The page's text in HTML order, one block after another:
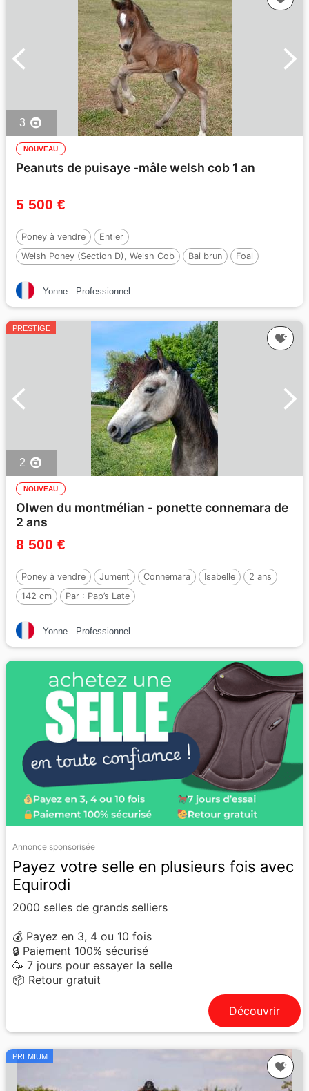
3
NOUVEAU
Peanuts de puisaye -mâle welsh cob 1 an
5 500 €
Poney à vendre
Entier
Welsh Poney (Section D), Welsh Cob
Bai brun
Foal
Yonne
Professionnel
PRESTIGE
2
NOUVEAU
Olwen du montmélian - ponette connemara de
2 ans
8 500 €
Poney à vendre Jument Connemara Isabelle
2 ans
142 cm
Par : Pap’s Late
Yonne Professionnel
Annonce sponsorisée
Payez votre selle en plusieurs fois avec
Equirodi
2000 selles de grands selliers
💰 Payez en 3, 4 ou 10 fois
🔒 Paiement 100% sécurisé
🥳 7 jours pour essayer la selle
📦 Retour gratuit
Découvrir
PREMIUM